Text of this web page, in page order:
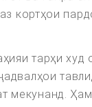
кортҳои
тарҳи худ